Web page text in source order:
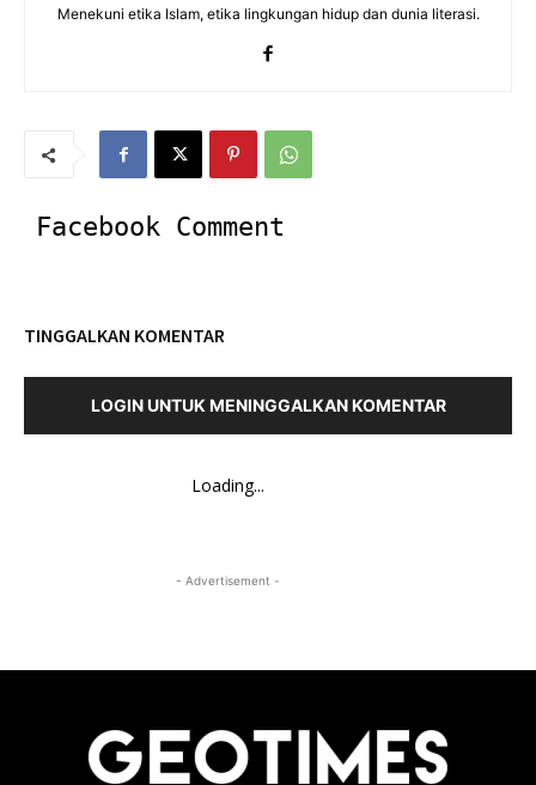
Menekuni etika Islam, etika lingkungan hidup dan dunia literasi.
Facebook Comment
TINGGALKAN KOMENTAR
LOGIN UNTUK MENINGGALKAN KOMENTAR
Loading...
- Advertisement -